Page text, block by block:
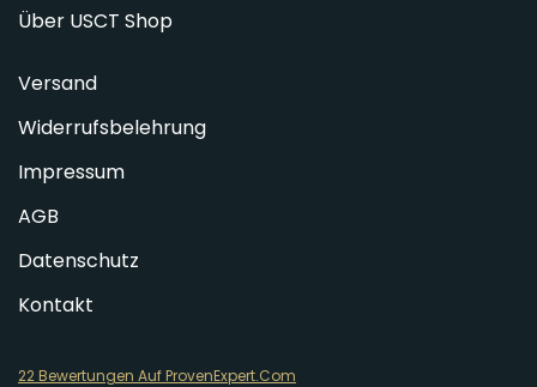
Über USCT Shop
Versand
Widerrufsbelehrung
Impressum
AGB
Datenschutz
Kontakt
22 Bewertungen Auf ProvenExpert.Com